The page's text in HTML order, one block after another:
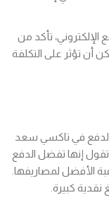
الإلكتروني، تأكد من
أن تؤثر على التكلفة
في تاكسي سعد
تقول إنها تفضل الدفع
الأفضل لمصاريفها.
نقدية كبيرة.